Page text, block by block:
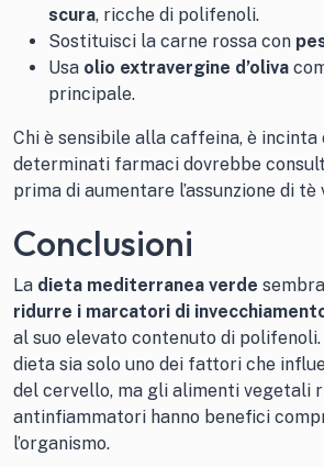
scura, ricche di polifenoli.
Sostituisci la carne rossa con
Usa olio extravergine d’oliva
principale.
Chi è sensibile alla caffeina, è incinta
determinati farmaci dovrebbe
prima di aumentare l’assunzione di tè
Conclusioni
La dieta mediterranea verde
ridurre i marcatori di
al suo elevato contenuto di
dieta sia solo uno dei fattori che
del cervello, ma gli alimenti vegetali
antinfiammatori hanno benefici
l’organismo.